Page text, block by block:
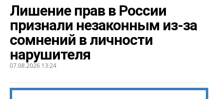
Лишение прав в России
признали незаконным из-за
сомнений в личности
нарушителя
07.08.2026 13:24